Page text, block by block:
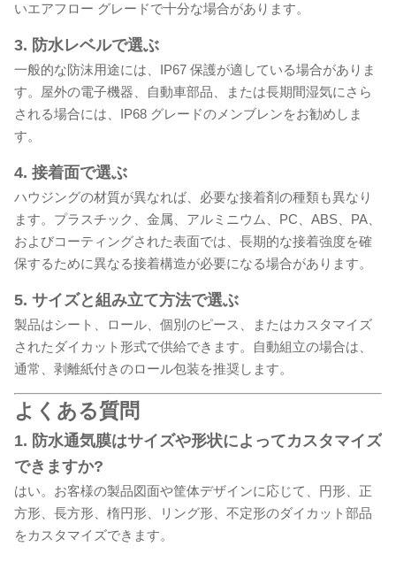
いエアフロー グレードで十分な場合があります。
3. 防水レベルで選ぶ
一般的な防沫用途には、IP67 保護が適している場合がありま
す。屋外の電子機器、自動車部品、または長期間湿気にさら
される場合には、IP68 グレードのメンブレンをお勧めしま
す。
4. 接着面で選ぶ
ハウジングの材質が異なれば、必要な接着剤の種類も異なり
ます。プラスチック、金属、アルミニウム、PC、ABS、PA、
およびコーティングされた表面では、長期的な接着強度を確
保するために異なる接着構造が必要になる場合があります。
5. サイズと組み立て方法で選ぶ
製品はシート、ロール、個別のピース、またはカスタマイズ
されたダイカット形式で供給できます。自動組立の場合は、
通常、剥離紙付きのロール包装を推奨します。
よくある質問
1. 防水通気膜はサイズや形状によってカスタマイズ
できますか?
はい。お客様の製品図面や筐体デザインに応じて、円形、正
方形、長方形、楕円形、リング形、不定形のダイカット部品
をカスタマイズできます。